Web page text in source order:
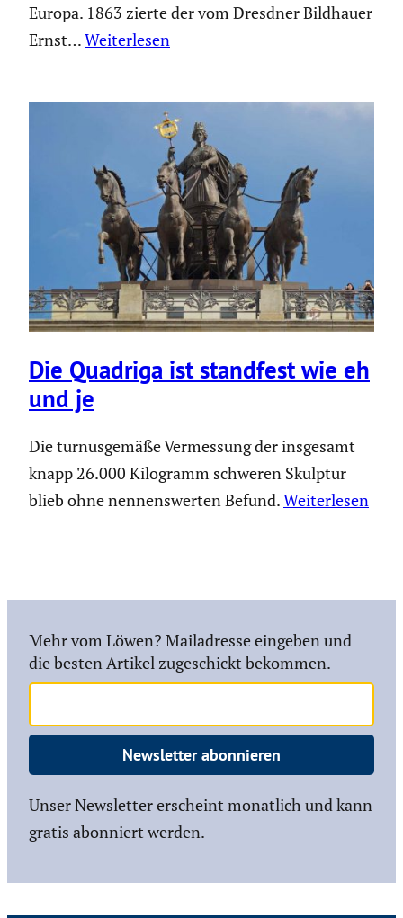
Europa. 1863 zierte der vom Dresdner Bildhauer
Ernst…Weiterlesen
Die Quadriga ist standfest wie eh
und je
Die turnusgemäße Vermessung der insgesamt
knapp 26.000 Kilogramm schweren Skulptur
blieb ohne nennenswerten Befund.Weiterlesen
Mehr vom Löwen? Mailadresse eingeben und
die besten Artikel zugeschickt bekommen.
Newsletter abonnieren
Unser Newsletter erscheint monatlich und kann
gratis abonniert werden.